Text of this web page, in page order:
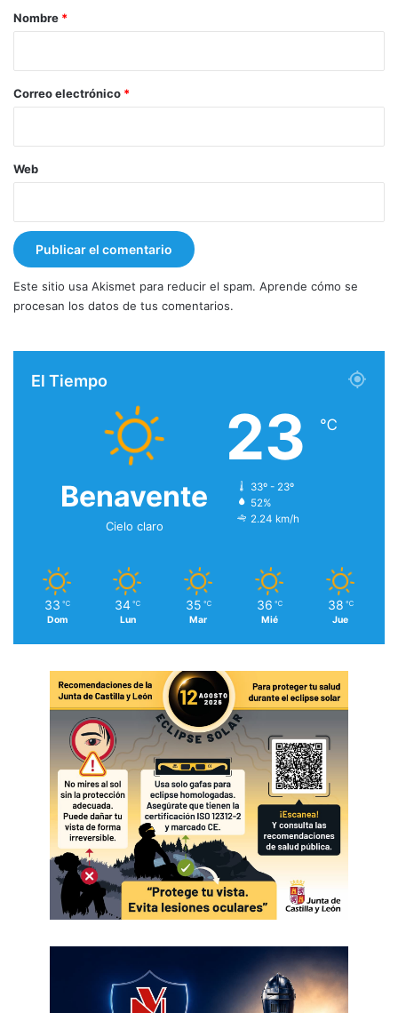
r
*
Nombre *
Correo electrónico *
Web
Este sitio usa Akismet para reducir el spam. Aprende cómo se
procesan los datos de tus comentarios.
El Tiempo
Benavente
Cielo claro
23 ℃
33º - 23º
52%
2.24 km/h
33 ℃
Dom
34 ℃
Lun
35 ℃
Mar
36 ℃
Mié
38 ℃
Jue